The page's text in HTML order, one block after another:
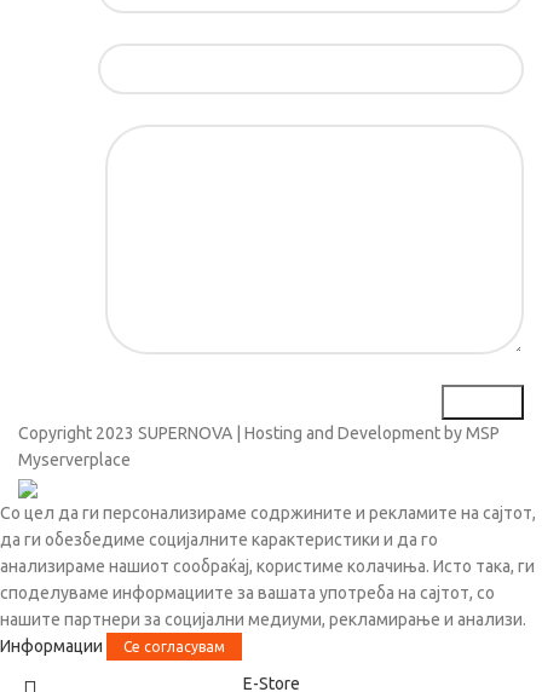
Copyright 2023 SUPERNOVA | Hosting and Development by MSP
Myserverplace
Со цел да ги персонализираме содржините и рекламите на сајтот,
да ги обезбедиме социјалните карактеристики и да го
анализираме нашиот сообраќај, користиме колачиња. Исто така, ги
споделуваме информациите за вашата употреба на сајтот, со
нашите партнери за социјални медиуми, рекламирање и анализи.
Информации
Се согласувам
Е-Store